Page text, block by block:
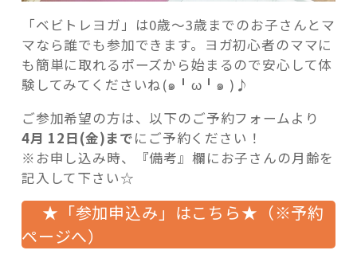
「ベビトレヨガ」は0歳〜3歳までのお子さんとマ
マなら誰でも参加できます。ヨガ初心者のママに
も簡単に取れるポーズから始まるので安心して体
験してみてくださいね(๑╹ω╹๑ )♪
ご参加希望の方は、以下のご予約フォームより
4月 12日(金)までにご予約ください！
※お申し込み時、『備考』欄にお子さんの月齢を
記入して下さい☆
★「参加申込み」はこちら★（※予約
ページへ）